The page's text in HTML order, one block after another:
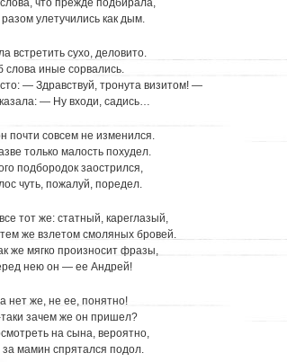
что прежде подбирала,
разом улетучились как дым.
встретить сухо, деловито.
слова иные сорвались.
— Здравствуй, тронута визитом! —
— Ну входи, садись…
почти совсем не изменился.
только малость похудел.
подбородок заострился,
чуть, пожалуй, поредел.
тот же: статный, кареглазый,
тем же взлетом смоляных бровей.
же мягко произносит фразы,
нею он — ее Андрей!
нет же, не ее, понятно!
зачем же он пришел?
на сына, вероятно,
мамин спрятался подол.